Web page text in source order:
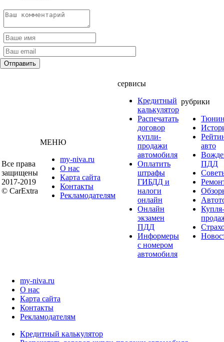
Все права
защищены
2017-2019
© CarExtra
МЕНЮ
my-niva.ru
О нас
Карта сайта
Контакты
Рекламодателям
сервисы
Кредитный
калькулятор
Распечатать
договор
купли-
продажи
автомобиля
Оплатить
штрафы
ГИБДД и
налоги
онлайн
Онлайн
экзамен
ПДД
Информеры
с номером
автомобиля
рубрики
авто
ПДД
Купля-
my-niva.ru
О нас
Карта сайта
Контакты
Рекламодателям
Кредитный калькулятор